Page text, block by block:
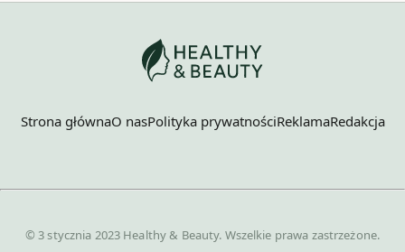
Strona głównaO nasPolityka prywatnościReklamaRedakcja
© 3 stycznia 2023 Healthy & Beauty. Wszelkie prawa zastrzeżone.